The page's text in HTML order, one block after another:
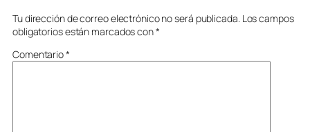
Tu dirección de correo electrónico no será publicada. Los campos
obligatorios están marcados con*
Comentario*